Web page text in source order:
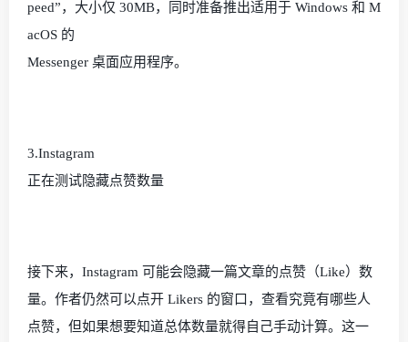
peed”，大小仅 30MB，同时准备推出适用于 Windows 和 M
acOS 的
Messenger 桌面应用程序。
3.Instagram
正在测试隐藏点赞数量
接下来， Instagram 可能会隐藏一篇文章的点赞（Like）数
量。作者仍然可以点开 Likers 的窗口，查看究竟有哪些人
点赞，但如果想要知道总体数量就得自己手动计算。这一